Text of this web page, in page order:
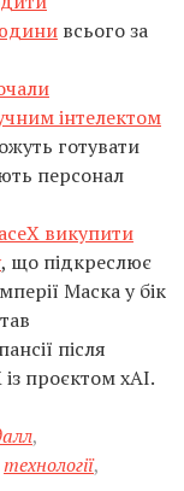
всього за
інтелектом
готувати
персонал
викупити
, що підкреслює
Маска у бік
після
проєктом xAI.
,
технології,